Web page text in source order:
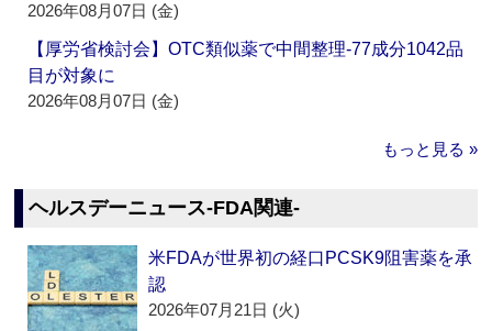
2026年08月07日 (金)
【厚労省検討会】OTC類似薬で中間整理‐77成分1042品
目が対象に
2026年08月07日 (金)
もっと見る »
ヘルスデーニュース‐FDA関連‐
米FDAが世界初の経口PCSK9阻害薬を承
認
2026年07月21日 (火)